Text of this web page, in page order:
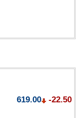
619.00
-22.50